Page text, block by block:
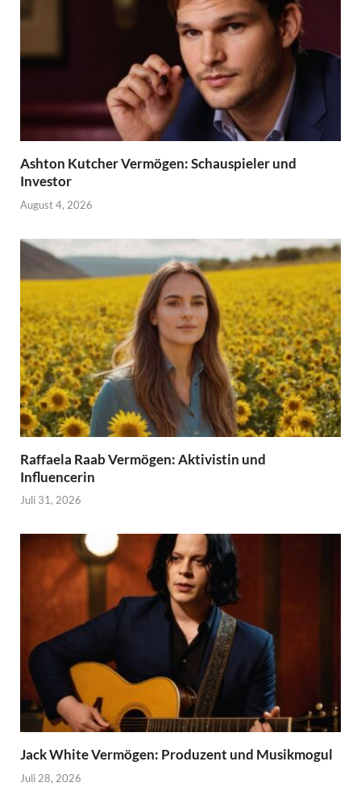
Ashton Kutcher Vermögen: Schauspieler und
Investor
August 4, 2026
Raffaela Raab Vermögen: Aktivistin und
Influencerin
Juli 31, 2026
Jack White Vermögen: Produzent und Musikmogul
Juli 28, 2026